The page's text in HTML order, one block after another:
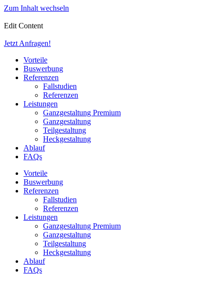
Zum Inhalt wechseln
Edit Content
Jetzt Anfragen!
Vorteile
Buswerbung
Referenzen
Fallstudien
Referenzen
Leistungen
Ganzgestaltung Premium
Ganzgestaltung
Teilgestaltung
Heckgestaltung
Ablauf
FAQs
Vorteile
Buswerbung
Referenzen
Fallstudien
Referenzen
Leistungen
Ganzgestaltung Premium
Ganzgestaltung
Teilgestaltung
Heckgestaltung
Ablauf
FAQs